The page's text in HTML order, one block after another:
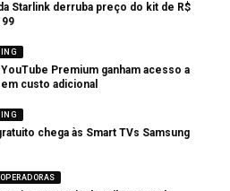
Starlink derruba preço do kit de R$
99
Premium ganham acesso a
custo adicional
chega às Smart TVs Samsung